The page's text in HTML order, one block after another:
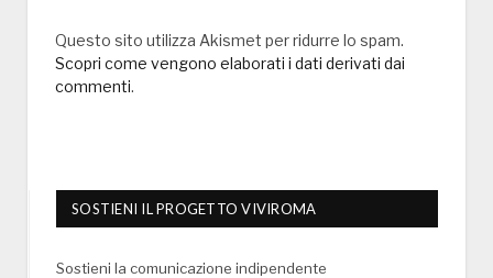
Questo sito utilizza Akismet per ridurre lo spam.
Scopri come vengono elaborati i dati derivati dai
commenti.
SOSTIENI IL PROGETTO VIVIROMA
Sostieni la comunicazione indipendente